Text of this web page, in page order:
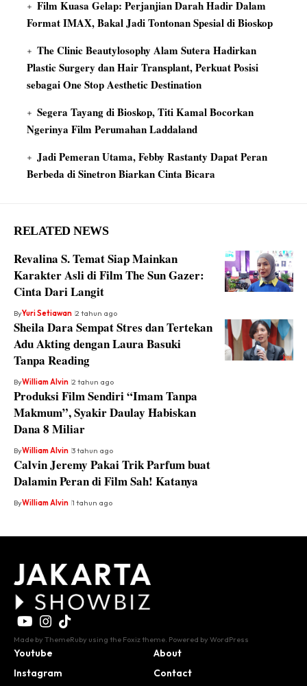
Film Kuasa Gelap: Perjanjian Darah Hadir Dalam
Format IMAX, Bakal Jadi Tontonan Spesial di Bioskop
The Clinic Beautylosophy Alam Sutera Hadirkan
Plastic Surgery dan Hair Transplant, Perkuat Posisi
sebagai One Stop Aesthetic Destination
Segera Tayang di Bioskop, Titi Kamal Bocorkan
Ngerinya Film Perumahan Laddaland
Jadi Pemeran Utama, Febby Rastanty Dapat Peran
Berbeda di Sinetron Biarkan Cinta Bicara
RELATED NEWS
Revalina S. Temat Siap Mainkan
Karakter Asli di Film The Sun Gazer:
Cinta Dari Langit
ByYuri Setiawan 2 tahun ago
Sheila Dara Sempat Stres dan Tertekan
Adu Akting dengan Laura Basuki
Tanpa Reading
ByWilliam Alvin 2 tahun ago
Produksi Film Sendiri “Imam Tanpa
Makmum”, Syakir Daulay Habiskan
Dana 8 Miliar
ByWilliam Alvin 3 tahun ago
Calvin Jeremy Pakai Trik Parfum buat
Dalamin Peran di Film Sah! Katanya
ByWilliam Alvin 1 tahun ago
Made by ThemeRuby using the Foxiz theme. Powered by WordPress
Youtube
Instagram
About
Contact